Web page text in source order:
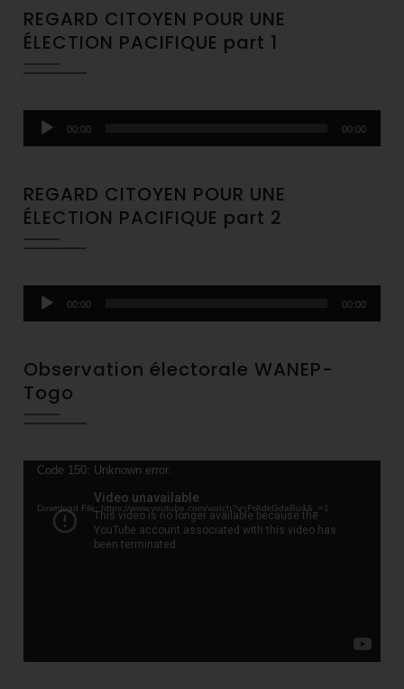
REGARD CITOYEN POUR UNE
ÉLECTION PACIFIQUE part 1
Audio
Player
00:00 00:00
REGARD CITOYEN POUR UNE
ÉLECTION PACIFIQUE part 2
Audio
Player
00:00 00:00
Observation électorale WANEP-
Togo
Video
Code 150: Unknown error.
Download File: https://www.youtube.com/watch?v=FrAdkGdaBu4&_=1